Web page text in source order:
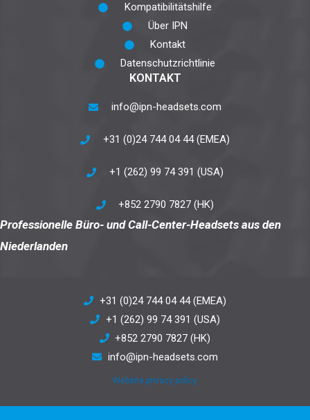
Kompatibilitätshilfe
Über IPN
Kontakt
Datenschutzrichtlinie
KONTAKT
info@ipn-headsets.com
+31 (0)24 744 04 44 (EMEA)
+1 (262) 99 74 391 (USA)
+852 2790 7827 (HK)
Professionelle Büro- und Call-Center-Headsets aus den
Niederlanden
+31 (0)24 744 04 44 (EMEA)
+1 (262) 99 74 391 (USA)
+852 2790 7827 (HK)
info@ipn-headsets.com
Website privacy policy